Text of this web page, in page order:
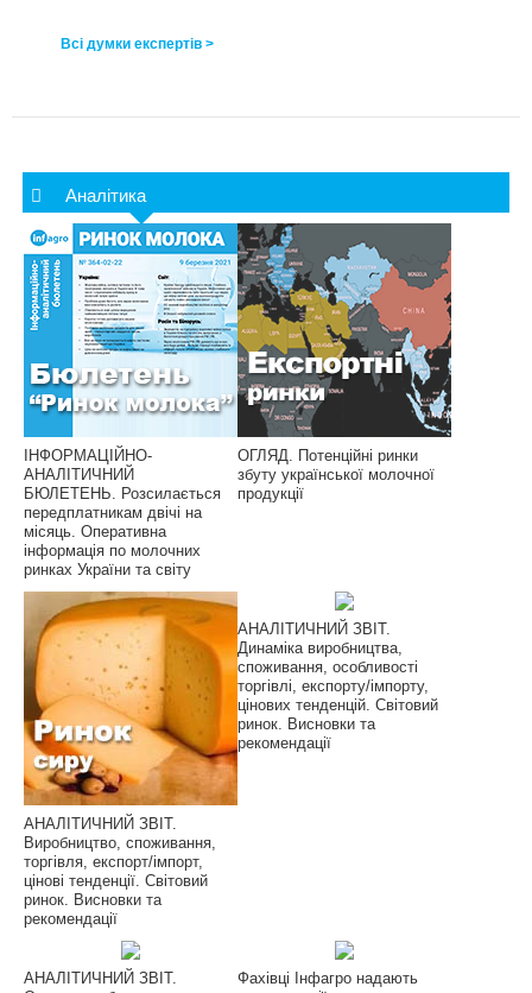
Всі думки експертів >
Аналітика
ІНФОРМАЦІЙНО-
АНАЛІТИЧНИЙ
БЮЛЕТЕНЬ. Розсилається
передплатникам двічі на
місяць. Оперативна
інформація по молочних
ринках України та світу
ОГЛЯД. Потенційні ринки
збуту української молочної
продукції
АНАЛІТИЧНИЙ ЗВІТ.
Виробництво, споживання,
торгівля, експорт/імпорт,
цінові тенденції. Світовий
ринок. Висновки та
рекомендації
АНАЛІТИЧНИЙ ЗВІТ.
Динаміка виробництва,
споживання, особливості
торгівлі, експорту/імпорту,
цінових тенденцій. Світовий
ринок. Висновки та
рекомендації
АНАЛІТИЧНИЙ ЗВІТ.
Фахівці Інфагро надають